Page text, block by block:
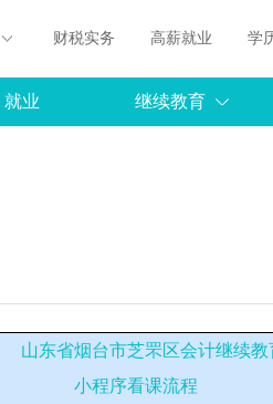
财税实务 高薪就业 学
就业 继续教育
山东省烟台市芝罘区会计继续教
小程序看课流程